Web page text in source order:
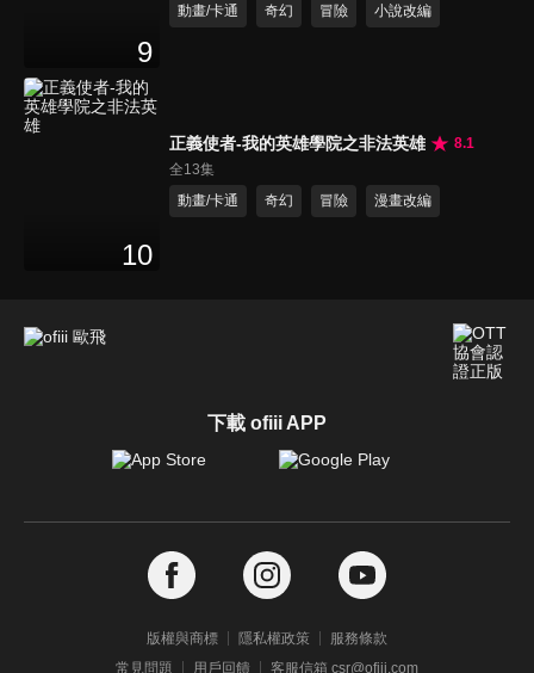
9
動畫/卡通
奇幻 冒險 小說改編
10
正義使者-我的英雄學院之非法英雄
8.1
全13集
動畫/卡通
奇幻 冒險 漫畫改編
下載 ofiii APP
版權與商標 隱私權政策
服務條款
常見問題
用戶回饋 客服信箱 csr@ofiii.com